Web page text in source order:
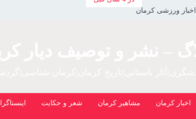
اخبار ورزشی کرمان
اخبار کرمان مشاهیر کرمان شعر و حکایت